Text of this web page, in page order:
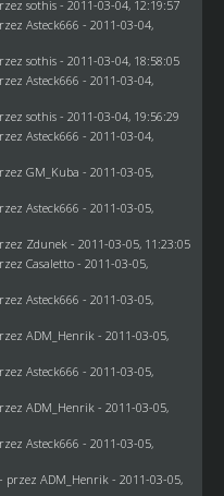
sothis- 2011-03-04, 12:19:57
Asteck666 - 2011-03-04,
sothis- 2011-03-04, 18:58:05
Asteck666 - 2011-03-04,
sothis- 2011-03-04, 19:56:29
Asteck666 - 2011-03-04,
GM_Kuba - 2011-03-05,
Asteck666 - 2011-03-05,
Zdunek - 2011-03-05, 11:23:05
Casaletto- 2011-03-05,
Asteck666 - 2011-03-05,
ADM_Henrik - 2011-03-05,
Asteck666 - 2011-03-05,
ADM_Henrik - 2011-03-05,
Asteck666 - 2011-03-05,
- przez ADM_Henrik - 2011-03-05,